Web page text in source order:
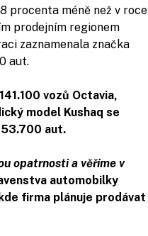
procenta méně než v roce
prodejním regionem
zaznamenala značka
aut.
vozů Octavia,
model Kushaq se
53.700 aut.
opatrnosti a věříme v
automobilky
firma plánuje prodávat